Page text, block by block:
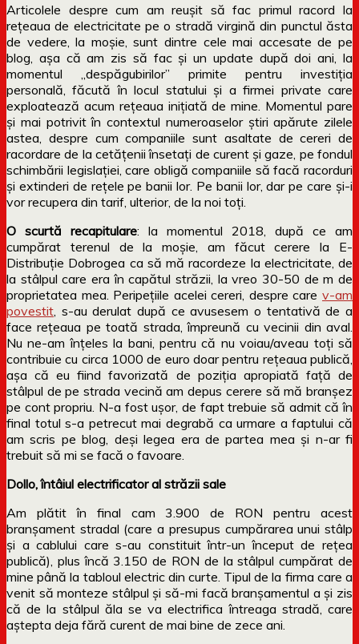
Articolele despre cum am reușit să fac primul racord la
rețeaua de electricitate pe o stradă virgină din punctul ăsta
de vedere, la moșie, sunt dintre cele mai accesate de pe
blog, așa că am zis să fac și un update după doi ani, la
momentul „despăgubirilor” primite pentru investiția
personală, făcută în locul statului și a firmei private care
exploatează acum rețeaua inițiată de mine. Momentul pare
și mai potrivit în contextul numeroaselor știri apărute zilele
astea, despre cum companiile sunt asaltate de cereri de
racordare de la cetățenii însetați de curent și gaze, pe fondul
schimbării legislației, care obligă companiile să facă racorduri
și extinderi de rețele pe banii lor. Pe banii lor, dar pe care și-i
vor recupera din tarif, ulterior, de la noi toți.
O scurtă recapitulare: la momentul 2018, după ce am
cumpărat terenul de la moșie, am făcut cerere la E-
Distribuție Dobrogea ca să mă racordeze la electricitate, de
la stâlpul care era în capătul străzii, la vreo 30-50 de m de
proprietatea mea. Peripețiile acelei cereri, despre care v-am
povestit , s-au derulat după ce avusesem o tentativă de a
face rețeaua pe toată strada, împreună cu vecinii din aval.
Nu ne-am înțeles la bani, pentru că nu voiau/aveau toți să
contribuie cu circa 1000 de euro doar pentru rețeaua publică,
așa că eu fiind favorizată de poziția apropiată față de
stâlpul de pe strada vecină am depus cerere să mă branșez
pe cont propriu. N-a fost ușor, de fapt trebuie să admit că în
final totul s-a petrecut mai degrabă ca urmare a faptului că
am scris pe blog, deși legea era de partea mea și n-ar fi
trebuit să mi se facă o favoare.
Dollo, întâiul electrificator al străzii sale
Am plătit în final cam 3.900 de RON pentru acest
branșament stradal (care a presupus cumpărarea unui stâlp
și a cablului care s-au constituit într-un început de rețea
publică), plus încă 3.150 de RON de la stâlpul cumpărat de
mine până la tabloul electric din curte. Tipul de la firma care a
venit să monteze stâlpul și să-mi facă branșamentul a și zis
că de la stâlpul ăla se va electrifica întreaga stradă, care
aștepta deja fără curent de mai bine de zece ani.